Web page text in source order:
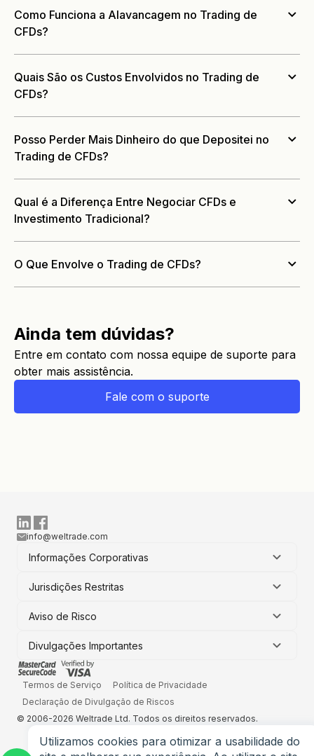
Como Funciona a Alavancagem no Trading de
CFDs?
Quais São os Custos Envolvidos no Trading de
CFDs?
Posso Perder Mais Dinheiro do que Depositei no
Trading de CFDs?
Qual é a Diferença Entre Negociar CFDs e
Investimento Tradicional?
O Que Envolve o Trading de CFDs?
Ainda tem dúvidas?
Entre em contato com nossa equipe de suporte para
obter mais assistência.
Fale com o suporte
Informações Corporativas
Jurisdições Restritas
Aviso de Risco
Divulgações Importantes
info@weltrade.com
© 2006-2026 Weltrade Ltd. Todos os direitos reservados.
Termos de Serviço
Política de Privacidade
Declaração de Divulgação de Riscos
Utilizamos cookies para otimizar a usabilidade do